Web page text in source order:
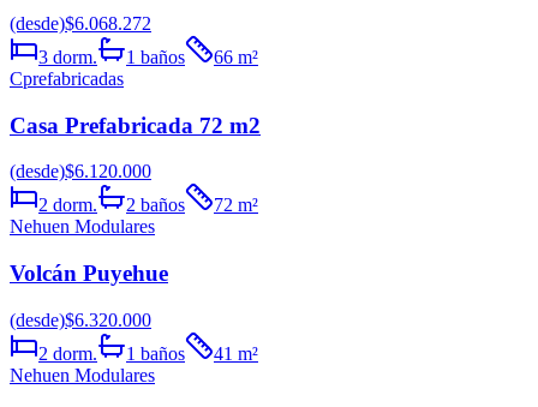
(desde)$6.068.272
3 dorm. 1 baños 66 m²
Cprefabricadas
Casa Prefabricada 72 m2
(desde)$6.120.000
2 dorm. 2 baños 72 m²
Nehuen Modulares
Volcán Puyehue
(desde)$6.320.000
2 dorm. 1 baños 41 m²
Nehuen Modulares